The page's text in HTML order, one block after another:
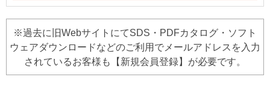
※過去に旧WebサイトにてSDS・PDFカタログ・ソフト
ウェアダウンロードなどのご利用でメールアドレスを入力
されているお客様も【新規会員登録】が必要です。